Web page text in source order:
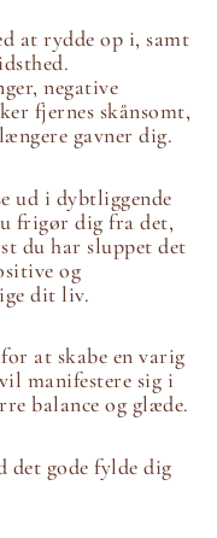
at rydde op i, samt
negative
fjernes skånsomt,
gavner dig.
ud i dybtliggende
frigør dig fra det,
du har sluppet det
og
dit liv.
at skabe en varig
manifestere sig i
balance og glæde.
det gode fylde dig